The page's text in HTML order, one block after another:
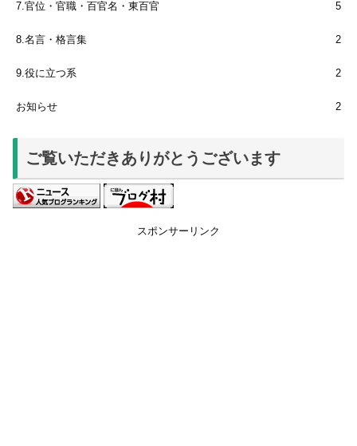
7.官位・官職・百官名・東百官 5
8.名言・格言集 2
9.役に立つ系 2
お知らせ 2
ご覧いただきありがとうございます
スポンサーリンク